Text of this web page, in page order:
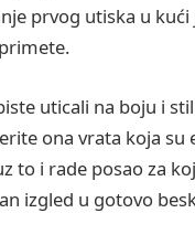
prvog utiska u kući
uticali na boju i
ona vrata koja su
to i rade posao za
izgled u gotovo